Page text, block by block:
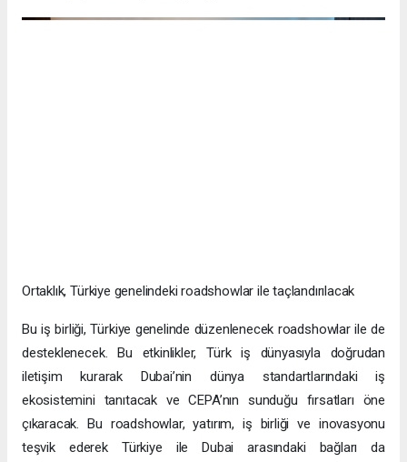
Ortaklık, Türkiye genelindeki roadshowlar ile taçlandırılacak
Bu iş birliği, Türkiye genelinde düzenlenecek roadshowlar ile de
desteklenecek. Bu etkinlikler, Türk iş dünyasıyla doğrudan
iletişim kurarak Dubai’nin dünya standartlarındaki iş
ekosistemini tanıtacak ve CEPA’nın sunduğu fırsatları öne
çıkaracak. Bu roadshowlar, yatırım, iş birliği ve inovasyonu
teşvik ederek Türkiye ile Dubai arasındaki bağları da